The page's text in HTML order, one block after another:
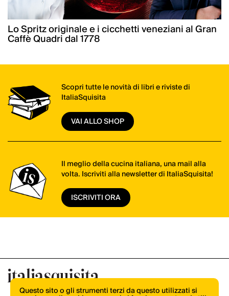
Lo Spritz originale e i cicchetti veneziani al Gran
Caffè Quadri dal 1778
Scopri tutte le novità di libri e riviste di
ItaliaSquisita
VAI ALLO SHOP
Il meglio della cucina italiana, una mail alla
volta. Iscriviti alla newsletter di ItaliaSquisita!
ISCRIVITI ORA
Questo sito o gli strumenti terzi da questo utilizzati si